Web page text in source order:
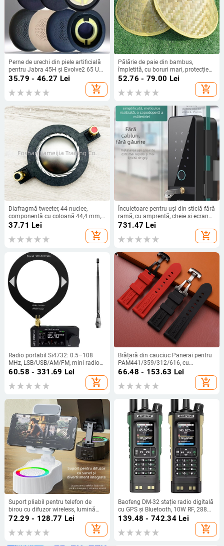
Perne de urechi din piele artificială
pentru Jabra 45H și Evolve2 65 UC,
montare ușoară, confort la purtare
35.79 - 46.27 Lei
add_shopping_cart
Pălărie de paie din bambus,
împletită, cu boruri mari, protecție
solară, recuzită pentru dans,
52.76 - 79.00 Lei
add_shopping_cart
Diafragmă tweeter, 44 nuclee,
componentă cu coloană 44,4 mm,
driver horn cu bobină – accesorii
37.71 Lei
add_shopping_cart
Încuietoare pentru uși din sticlă fără
ramă, cu amprentă, cheie și ecran
tactil, pentru uși glisante de birou –
731.47 Lei
add_shopping_cart
Radio portabil Si4732: 0.5–108
MHz, LSB/USB/AM/FM, mini radio
de buzunar
60.58 - 331.69 Lei
add_shopping_cart
Brățară din cauciuc Panerai pentru
PAM441/359/312/616, cu
cataramă tip fluture și închidere cu
66.48 - 153.63 Lei
add_shopping_cart
Suport pliabil pentru telefon de
birou cu difuzor wireless, lumină
ambientală și încărcare rapidă
72.29 - 128.77 Lei
add_shopping_cart
Baofeng DM-32 stație radio digitală
cu GPS și Bluetooth, 10W RF, 288
canale, baterie Li-ion 2500 mAh
139.48 - 742.34Lei
add_shopping_cart